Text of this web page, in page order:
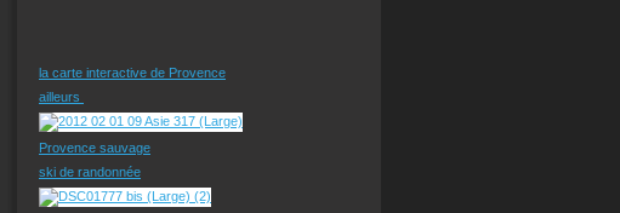
la carte interactive de Provence
ailleurs
Provence sauvage
ski de randonnée